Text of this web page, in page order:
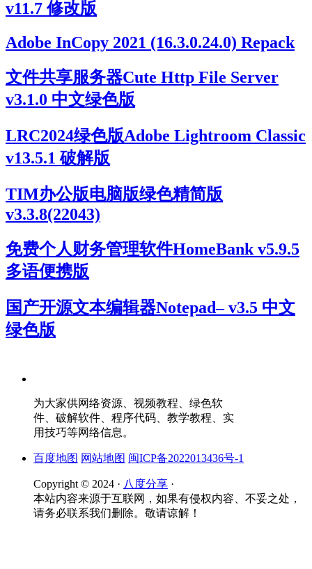
v11.7 修改版
Adobe InCopy 2021 (16.3.0.24.0) Repack
文件共享服务器Cute Http File Server
v3.1.0 中文绿色版
LRC2024绿色版Adobe Lightroom Classic
v13.5.1 破解版
TIM办公版电脑版绿色精简版
v3.3.8(22043)
免费个人财务管理软件HomeBank v5.9.5
多语便携版
国产开源文本编辑器Notepad– v3.5 中文
绿色版
为大家供网络资源、视频教程、绿色软
件、破解软件、程序代码、教学教程、实
用技巧等网络信息。
百度地图 网站地图 闽ICP备2022013436号-1
Copyright © 2024 · 八度分享 ·
本站内容来源于互联网，如果有侵权内容、不妥之处，
请务必联系我们删除。敬请谅解！